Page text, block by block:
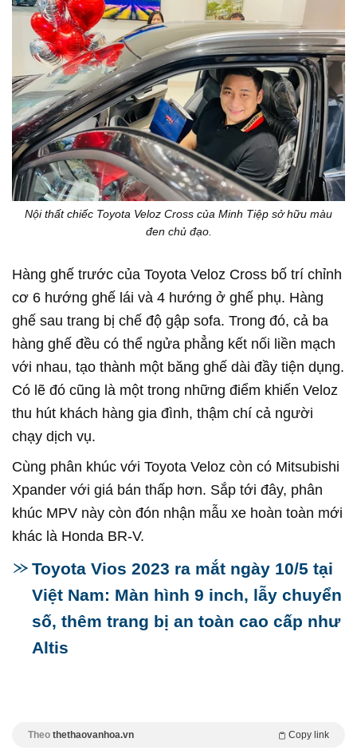
Nội thất chiếc Toyota Veloz Cross của Minh Tiệp sở hữu màu
đen chủ đạo.
Hàng ghế trước của Toyota Veloz Cross bố trí chỉnh
cơ 6 hướng ghế lái và 4 hướng ở ghế phụ. Hàng
ghế sau trang bị chế độ gập sofa. Trong đó, cả ba
hàng ghế đều có thể ngửa phẳng kết nối liền mạch
với nhau, tạo thành một băng ghế dài đầy tiện dụng.
Có lẽ đó cũng là một trong những điểm khiến Veloz
thu hút khách hàng gia đình, thậm chí cả người
chạy dịch vụ.
Cùng phân khúc với Toyota Veloz còn có Mitsubishi
Xpander với giá bán thấp hơn. Sắp tới đây, phân
khúc MPV này còn đón nhận mẫu xe hoàn toàn mới
khác là Honda BR-V.
Toyota Vios 2023 ra mắt ngày 10/5 tại
Việt Nam: Màn hình 9 inch, lẫy chuyển
số, thêm trang bị an toàn cao cấp như
Altis
Theo thethaovanhoa.vn Copy link